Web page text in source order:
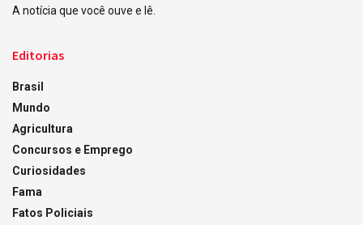
A notícia que você ouve e lê.
Editorias
Brasil
Mundo
Agricultura
Concursos e Emprego
Curiosidades
Fama
Fatos Policiais